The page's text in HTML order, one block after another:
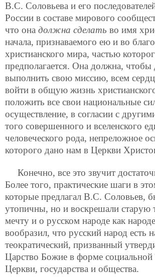
В.С. Соловьева и его
России в составе мирового
что она должна сделать во имя
начала, признаваемого ею и во
христианского мира, частью
предполагается. Она должна, чтобы
выполнить свою миссию, всем
войти в общую жизнь
положить все свои национальные
осуществление, в согласии с
того совершенного и вселенского
человеческого рода, непреложное
которого дано нам в Церкви
Конечно, все это звучит
Более того, практические шаги в
которые предлагал В.С. Соловьев,
утопичны, но и воскрешали старую
мечту и о русском народе как
вообразил, что русский народ есть
теократический, призванный
Царство Божие в форме
Церкви, государства и общества.